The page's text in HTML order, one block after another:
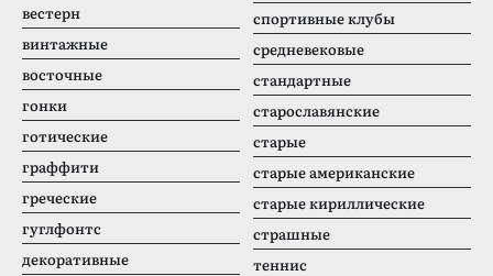
вестерн
винтажные
восточные
гонки
готические
граффити
греческие
гуглфонтс
декоративные
спортивные клубы
средневековые
стандартные
старославянские
старые
старые американские
старые кириллические
страшные
теннис